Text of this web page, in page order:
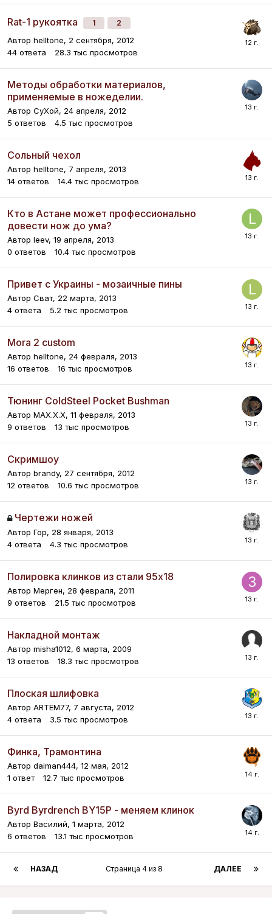
Rat-1 рукоятка 1 2
Автор helltone, 2 сентября, 2012
44 ответа 28.3 тыс просмотров
Методы обработки материалов,
применяемые в ножеделии.
Автор СуХой, 24 апреля, 2012
5 ответов 4.5 тыс просмотров
Сольный чехол
Автор helltone, 7 апреля, 2013
14 ответов 14.4 тыс просмотров
Кто в Астане может профессионально
довести нож до ума?
Автор leev, 19 апреля, 2013
0 ответов 10.4 тыс просмотров
Привет с Украины - мозаичные пины
Автор Сват, 22 марта, 2013
4 ответа 5.2 тыс просмотров
Mora 2 custom
Автор helltone, 24 февраля, 2013
16 ответов 16 тыс просмотров
Тюнинг ColdSteel Pocket Bushman
Автор MAX.X.X, 11 февраля, 2013
9 ответов 13 тыс просмотров
Скримшоу
Автор brandy, 27 сентября, 2012
12 ответов 10.6 тыс просмотров
Чертежи ножей
Автор Гор, 28 января, 2013
4 ответа 4.3 тыс просмотров
Полировка клинков из стали 95х18
Автор Мерген, 28 февраля, 2011
9 ответов 21.5 тыс просмотров
Накладной монтаж
Автор misha1012, 6 марта, 2009
13 ответов 18.3 тыс просмотров
Плоская шлифовка
Автор ARTEM77, 7 августа, 2012
4 ответа 3.5 тыс просмотров
Финка, Трамонтина
Автор daiman444, 12 мая, 2012
1 ответ 12.7 тыс просмотров
Byrd Byrdrench BY15P - меняем клинок
Автор Василий, 1 марта, 2012
6 ответов 13.1 тыс просмотров
НАЗАД ДАЛЕЕ
Страница 4 из 8